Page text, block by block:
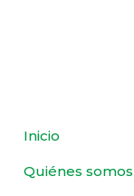
Inicio
Quiénes somos